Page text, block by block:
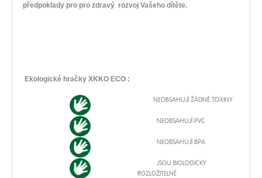
předpoklady pro pro zdravý rozvoj Vašeho dítěte.
Ekologické hračky XKKO ECO :
NEOBSAHUJÍ ŽÁDNÉ TOXINY
NEOBSAHUJÍ PVC
NEOBSAHUJÍ BPA
JSOU BIOLOGICKY
ROZLOŽITELNÉ